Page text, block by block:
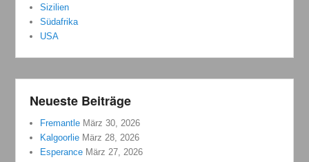
Sizilien
Südafrika
USA
Neueste Beiträge
Fremantle März 30, 2026
Kalgoorlie März 28, 2026
Esperance März 27, 2026